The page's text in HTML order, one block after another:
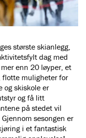
største skianlegg,
dag med
enn 20 løyper, et
flotte muligheter for
og skiskole er
og få litt
på stedet vil
sesongen er
i et fantastisk